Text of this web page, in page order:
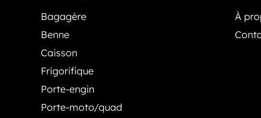
Bagagère
Benne
Caisson
Frigorifique
Porte-engin
Porte-moto/quad
À